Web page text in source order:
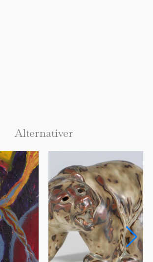
Alternativer